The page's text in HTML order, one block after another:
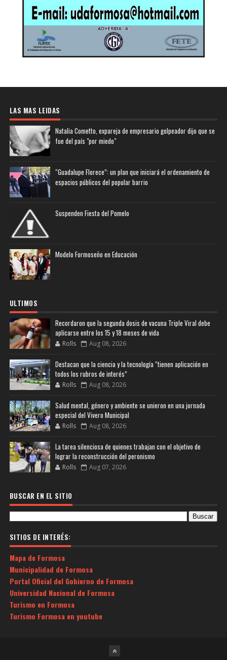
LAS MAS LEIDAS
Natalia Cometto, expareja de empresario golpeador dijo que se
fue del país "por miedo"
“Guadalupe Florece”: un plan que iniciará el ordenamiento de
espacios públicos del popular barrio
Suspenden Fiesta del Pomelo
Modelo Formoseño en Educación
ULTIMOS
Recordaron que la segunda dosis de vacuna Triple Viral debe
aplicarse entre los 15 y 18 meses de vida
Rolls Aug 08, 2026
Destacan que la ciencia y la tecnología “tienen aplicación en
todos los rubros de interés”
Rolls Aug 08, 2026
Salud mental, género y ambiente se unieron en una jornada
especial del Vivero Municipal
Rolls Aug 08, 2026
La tarea silenciosa de quienes trabajan con el objetivo de
lograr la reconstrucción del peronismo
Rolls Aug 07, 2026
BUSCAR EN EL SITIO
SITIOS DE INTERÉS:
Mapa de Formosa
Municipalidad de Formosa
Portal Oficial del Gobierno de Formosa
Universidad Nacional de Formosa
Turismo en Formosa
Turismo Formosa en youtube